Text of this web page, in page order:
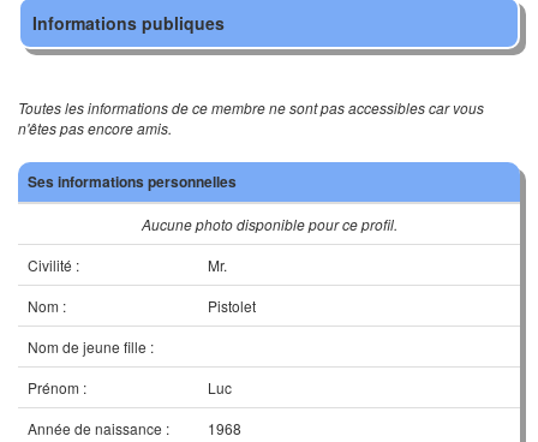
Informations publiques
Toutes les informations de ce membre ne sont pas accessibles car vous
n'êtes pas encore amis.
Ses informations personnelles
Aucune photo disponible pour ce profil.
Civilité :
Mr.
Nom :
Pistolet
Nom de jeune fille :
Prénom :
Luc
Année de naissance :
1968